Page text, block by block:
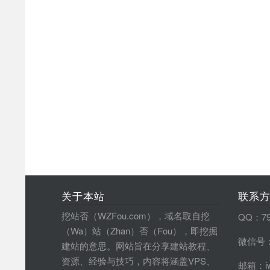
关于本站
挖站否（WZFou.com），域名取自挖
（Wa）站（Zhan）否（Fou），即挖掘
建站的意思。网站旨在分享建站教程、
资源、经验与技巧，内容将涵盖VPS、
联系
QQ：
微信号
邮箱：